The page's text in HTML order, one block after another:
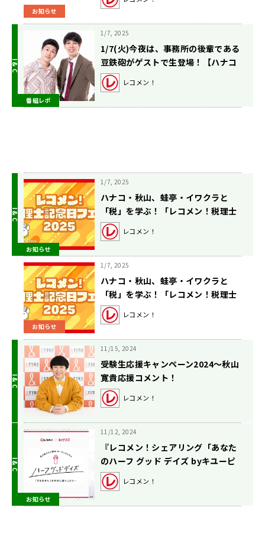
お知らせ
番組レポ
1/7, 2025
1/7(火)今夜は、事務所の後輩である
豆鉄砲がゲストで生登場！【ハナコ
秋山寛貴のレコメン！】
レコメン！
お知らせ
1/7, 2025
ハナコ・秋山、蛙亭・イワクラと
「税」を学ぶ！「レコメン！税理士
記念日フェア2025」2月23日（日）
開催 文化放送メディアプラスホー
レコメン！
お知らせ
1/7, 2025
ハナコ・秋山、蛙亭・イワクラと
「税」を学ぶ！「レコメン！税理士
記念日フェア2025」2月23日（日）
開催 文化放送メディアプラスホー
レコメン！
11/15, 2024
受験生応援キャンペーン2024～秋山
寛貴応援コメント！
レコメン！
お知らせ
11/12, 2024
『レコメン！シェアリング「あなた
のハーフ グッド デイズ byキユーピ
ーハーフ」』 最優秀賞が決定！話題
作を数多く手掛ける生方美久による
レコメン！